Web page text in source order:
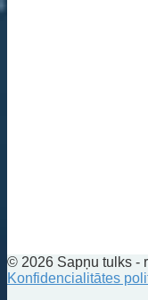
© 2026 Sapņu tulks -
Konfidencialitātes